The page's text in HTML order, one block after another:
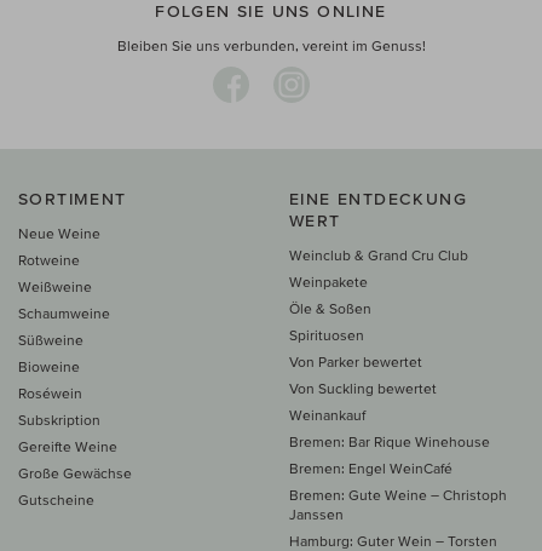
FOLGEN SIE UNS ONLINE
Bleiben Sie uns verbunden, vereint im Genuss!
SORTIMENT
Neue Weine
Rotweine
Weißweine
Schaumweine
Süßweine
Bioweine
Roséwein
Subskription
Gereifte Weine
Große Gewächse
Gutscheine
EINE ENTDECKUNG
WERT
Weinclub & Grand Cru Club
Weinpakete
Öle & Soßen
Spirituosen
Von Parker bewertet
Von Suckling bewertet
Weinankauf
Bremen: Bar Rique Winehouse
Bremen: Engel WeinCafé
Bremen: Gute Weine – Christoph
Janssen
Hamburg: Guter Wein – Torsten